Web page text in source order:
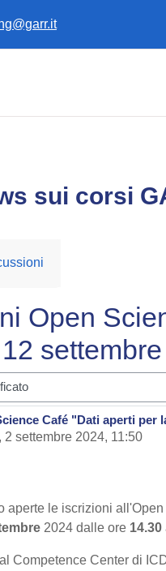
sui corsi
Open
Café "Dati aperti per
2 settembre 2024, 11:50
aperte le iscrizioni
2024 dalle ore 14.30
Competence Center di